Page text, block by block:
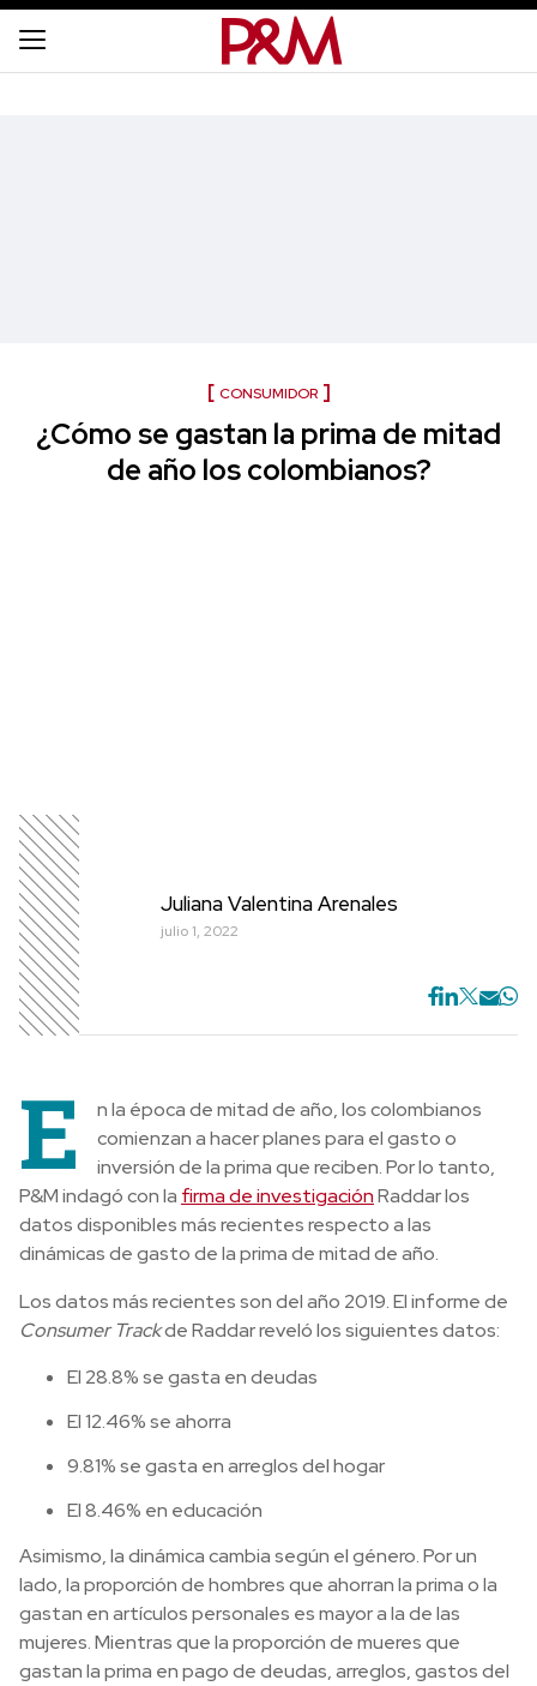
CONSUMIDOR
¿Cómo se gastan la prima de mitad
de año los colombianos?
Juliana Valentina Arenales
julio 1, 2022
E
n la época de mitad de año, los colombianos
comienzan a hacer planes para el gasto o
inversión de la prima que reciben. Por lo tanto,
P&M indagó con la firma de investigaciónRaddar los
datos disponibles más recientes respecto a las
dinámicas de gasto de la prima de mitad de año.
Los datos más recientes son del año 2019. El informe de
Consumer Trackde Raddar reveló los siguientes datos:
El 28.8% se gasta en deudas
El 12.46% se ahorra
9.81% se gasta en arreglos del hogar
El 8.46% en educación
Asimismo, la dinámica cambia según el género. Por un
lado, la proporción de hombres que ahorran la prima o la
gastan en artículos personales es mayor a la de las
mujeres. Mientras que la proporción de mueres que
gastan la prima en pago de deudas, arreglos, gastos del